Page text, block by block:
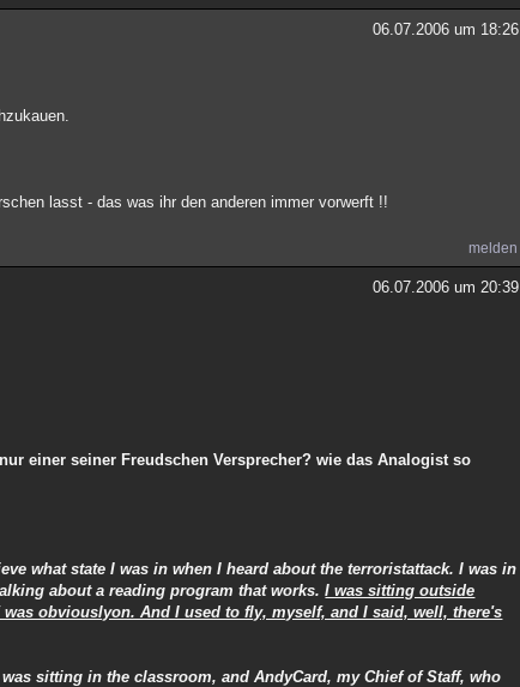
06.07.2006 um 18:26
lasst - das was ihr den anderen immer vorwerft !!
melden
06.07.2006 um 20:39
einer seiner Freudschen Versprecher? wie das Analogist so
what state I was in when I heard about the terroristattack. I was in
about a reading program that works.I was sitting outside
obviouslyon. And I used to fly, myself, and I said, well, there's
sitting in the classroom, and AndyCard, my Chief of Staff, who